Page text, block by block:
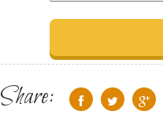
Share: